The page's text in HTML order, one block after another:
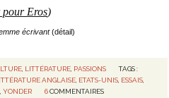
Eros)
écrivant(détail)
, LITTÉRATURE, PASSIONS
TAGS :
ANGLAISE ETATS-UNIS ESSAIS
,YONDER 6 COMMENTAIRES